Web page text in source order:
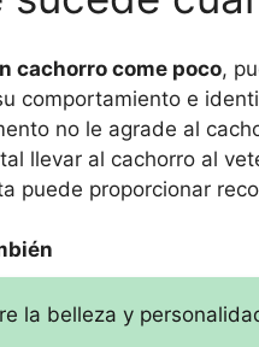
cachorro come poco,
comportamiento e
no le agrade al
llevar al cachorro al
puede proporcionar
la belleza y